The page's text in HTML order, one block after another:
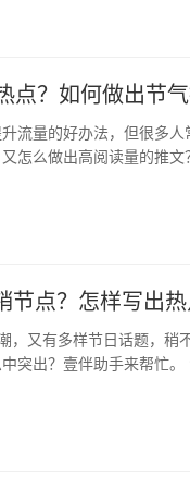
点？如何做出节气
流量的好办法，但很多
怎么做出高阅读量的推
点？怎样写出热
，又有多样节日话题，稍
突出？壹伴助手来帮忙